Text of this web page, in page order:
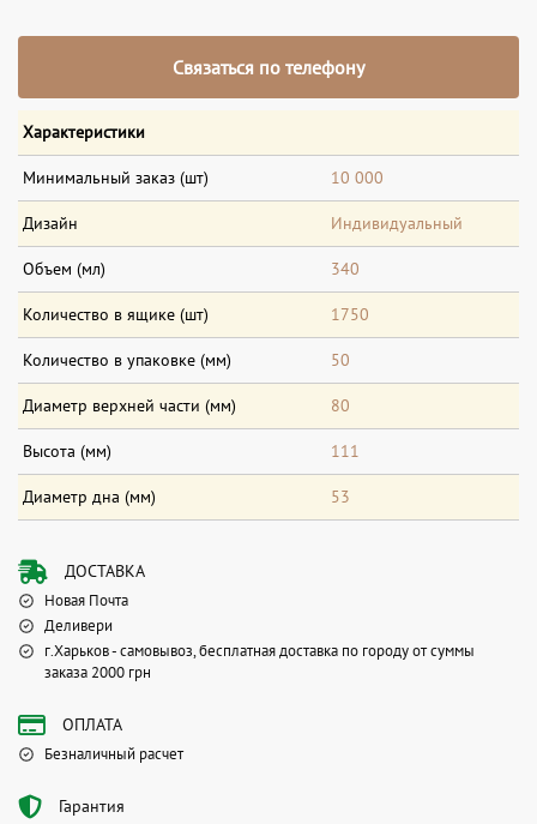
Связаться по телефону
Характеристики
Минимальный заказ (шт) 10 000
Дизайн Индивидуальный
Объем (мл) 340
Количество в ящике (шт) 1750
Количество в упаковке (мм) 50
Диаметр верхней части (мм) 80
Высота (мм) 111
Диаметр дна (мм) 53
ДОСТАВКА
Новая Почта
Деливери
г.Харьков - самовывоз, бесплатная доставка по городу от суммы
заказа 2000 грн
ОПЛАТА
Безналичный расчет
Гарантия